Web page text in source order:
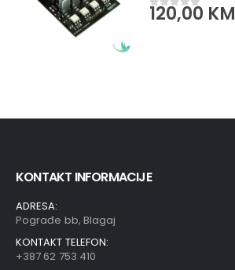
out of 5
120,00 KM
KONTAKT INFORMACIJE
ADRESA:
Pograđe bb, Blagaj
KONTAKT TELEFON:
+387 62 753 410